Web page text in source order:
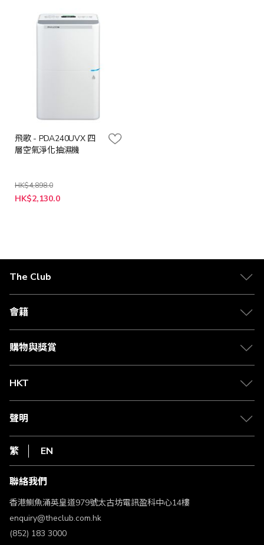
飛歌 - PDA240UVX 四
層空氣淨化抽濕機
HK$4,898.0
特
殊
HK$2,130.0
The Club
關於 The Club
合作夥伴
媒體中心
會籍
會籍及專屬禮遇
賺取積分
購物與獎賞
物流與配送
Club Shopping 商品領取站
常見問題
HKT
csl.
1010
HKT
聲明
私隱聲明
使用條款
條款及細則
不歧視及不騷擾聲明
認可牌照及通告
繁 EN
聯絡我們
香港鰂魚涌英皇道979號太古坊電訊盈科中心14樓
enquiry@theclub.com.hk
(852) 183 3000